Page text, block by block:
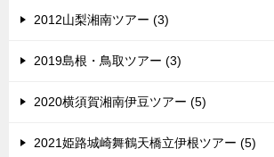
2012山梨湘南ツアー (3)
2019島根・鳥取ツアー (3)
2020横須賀湘南伊豆ツアー (5)
2021姫路城崎舞鶴天橋立伊根ツアー (5)